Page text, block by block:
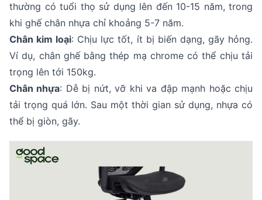
thường có tuổi thọ sử dụng lên đến 10-15 năm, trong
khi ghế chân nhựa chỉ khoảng 5-7 năm.
Chân kim loại: Chịu lực tốt, ít bị biến dạng, gãy hỏng.
Ví dụ, chân ghế bằng thép mạ chrome có thể chịu tải
trọng lên tới 150kg.
Chân nhựa: Dễ bị nứt, vỡ khi va đập mạnh hoặc chịu
tải trọng quá lớn. Sau một thời gian sử dụng, nhựa có
thể bị giòn, gãy.